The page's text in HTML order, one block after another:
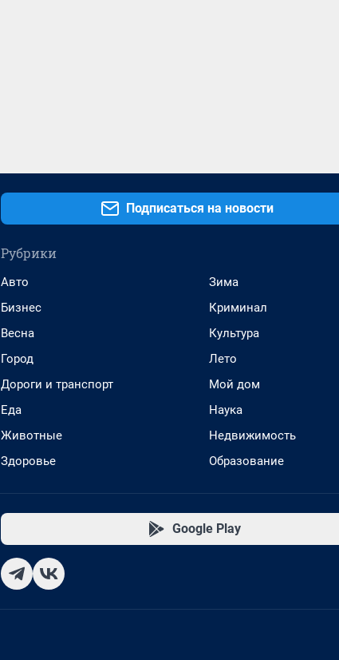
Подписаться на новости
Рубрики
Авто
Бизнес
Весна
Город
Дороги и транспорт
Еда
Животные
Здоровье
Зима
Криминал
Культура
Лето
Мой дом
Наука
Недвижимость
Образование
Google Play